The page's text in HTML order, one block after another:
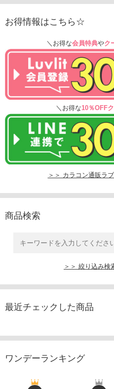
お得情報はこちら☆
＼お得な会員特典やク
＼お得な10％OFF
＞＞ カラコン通販ラ
商品検索
＞＞ 絞り込み検
最近チェックした商品
ワンデーランキング